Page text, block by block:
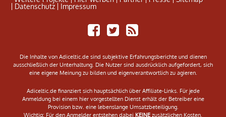
Datenschutz
Impressum
Share
on
TweetAdiceltic
RSS
Die Inhalte von Adiceltic.de sind subjektive Erfahrungsberichte und dienen
ausschließlich der Unterhaltung. Die Nutzer sind ausdrücklich aufgefordert, sich
eine eigene Meinung zu bilden und eigenverantwortlich zu agieren.
Adiceltic.de finanziert sich hauptsächlich über Affiliate-Links. Für jede
Anmeldung bei einem hier vorgestellten Dienst erhält der Betreiber eine
Provision bzw. eine lebenslange Umsatzbeteiligung.
Wichtig: Für den Anmelder entstehen dabei KEINEzusätzlichen Kosten.